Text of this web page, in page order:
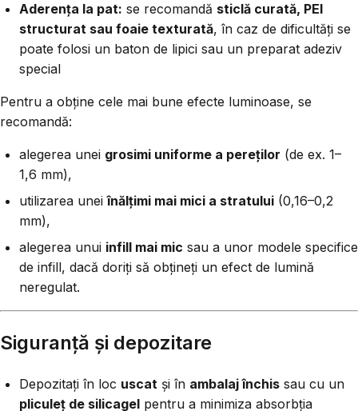
Aderența la pat: se recomandă sticlă curată, PEI
structurat sau foaie texturată, în caz de dificultăți se
poate folosi un baton de lipici sau un preparat adeziv
special
Pentru a obține cele mai bune efecte luminoase, se
recomandă:
alegerea unei grosimi uniforme a pereților (de ex. 1–
1,6 mm),
utilizarea uneiînălțimi mai mici a stratului (0,16–0,2
mm),
alegerea unui infill mai mic sau a unor modele specifice
de infill, dacă doriți să obțineți un efect de lumină
neregulat.
Siguranță și depozitare
Depozitați în loc uscat și în ambalaj închis sau cu un
pliculeț de silicagel pentru a minimiza absorbția